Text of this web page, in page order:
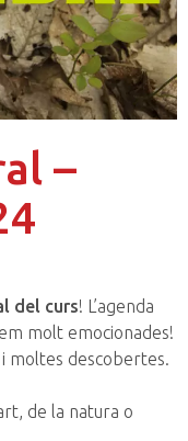
–
del curs! L’agenda
molt emocionades!
moltes descobertes.
de la natura o